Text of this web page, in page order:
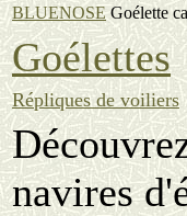
BLUENOSE Goélette
Goélettes
Répliques de voiliers
navires